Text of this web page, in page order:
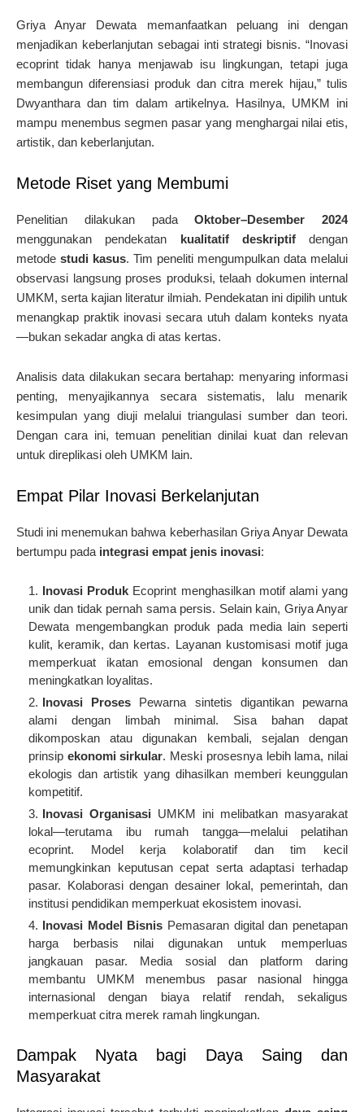
Griya Anyar Dewata memanfaatkan peluang ini dengan
menjadikan keberlanjutan sebagai inti strategi bisnis. “Inovasi
ecoprint tidak hanya menjawab isu lingkungan, tetapi juga
membangun diferensiasi produk dan citra merek hijau,” tulis
Dwyanthara dan tim dalam artikelnya. Hasilnya, UMKM ini
mampu menembus segmen pasar yang menghargai nilai etis,
artistik, dan keberlanjutan.
Metode Riset yang Membumi
Penelitian dilakukan padaOktober–Desember 2024
menggunakan pendekatan kualitatif deskriptifdengan
metode studi kasus. Tim peneliti mengumpulkan data melalui
observasi langsung proses produksi, telaah dokumen internal
UMKM, serta kajian literatur ilmiah. Pendekatan ini dipilih untuk
menangkap praktik inovasi secara utuh dalam konteks nyata
—bukan sekadar angka di atas kertas.
Analisis data dilakukan secara bertahap: menyaring informasi
penting, menyajikannya secara sistematis, lalu menarik
kesimpulan yang diuji melalui triangulasi sumber dan teori.
Dengan cara ini, temuan penelitian dinilai kuat dan relevan
untuk direplikasi oleh UMKM lain.
Empat Pilar Inovasi Berkelanjutan
Studi ini menemukan bahwa keberhasilan Griya Anyar Dewata
bertumpu pada integrasi empat jenis inovasi:
Inovasi Produk Ecoprint menghasilkan motif alami yang
unik dan tidak pernah sama persis. Selain kain, Griya Anyar
Dewata mengembangkan produk pada media lain seperti
kulit, keramik, dan kertas. Layanan kustomisasi motif juga
memperkuat ikatan emosional dengan konsumen dan
meningkatkan loyalitas.
Inovasi Proses Pewarna sintetis digantikan pewarna
alami dengan limbah minimal. Sisa bahan dapat
dikomposkan atau digunakan kembali, sejalan dengan
prinsip ekonomi sirkular. Meski prosesnya lebih lama, nilai
ekologis dan artistik yang dihasilkan memberi keunggulan
kompetitif.
Inovasi Organisasi UMKM ini melibatkan masyarakat
lokal—terutama ibu rumah tangga—melalui pelatihan
ecoprint. Model kerja kolaboratif dan tim kecil
memungkinkan keputusan cepat serta adaptasi terhadap
pasar. Kolaborasi dengan desainer lokal, pemerintah, dan
institusi pendidikan memperkuat ekosistem inovasi.
Inovasi Model Bisnis Pemasaran digital dan penetapan
harga berbasis nilai digunakan untuk memperluas
jangkauan pasar. Media sosial dan platform daring
membantu UMKM menembus pasar nasional hingga
internasional dengan biaya relatif rendah, sekaligus
memperkuat citra merek ramah lingkungan.
Dampak Nyata bagi Daya Saing dan
Masyarakat